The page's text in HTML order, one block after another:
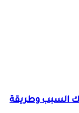
السبب وطريقة